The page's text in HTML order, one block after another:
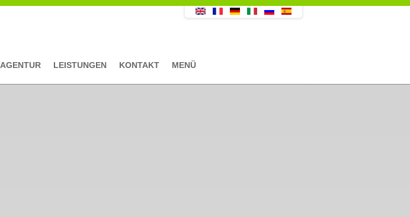
AGENTUR LEISTUNGEN KONTAKT MENÜ